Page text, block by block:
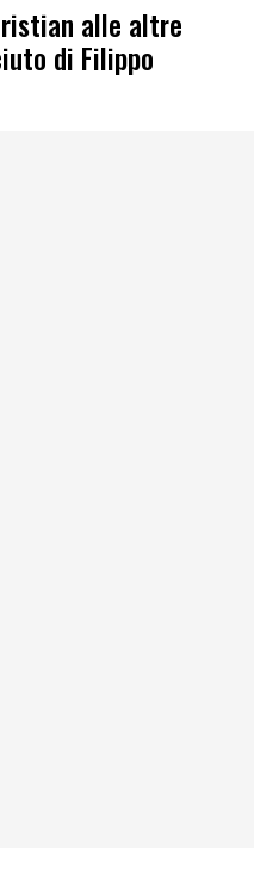
alle altre
di Filippo